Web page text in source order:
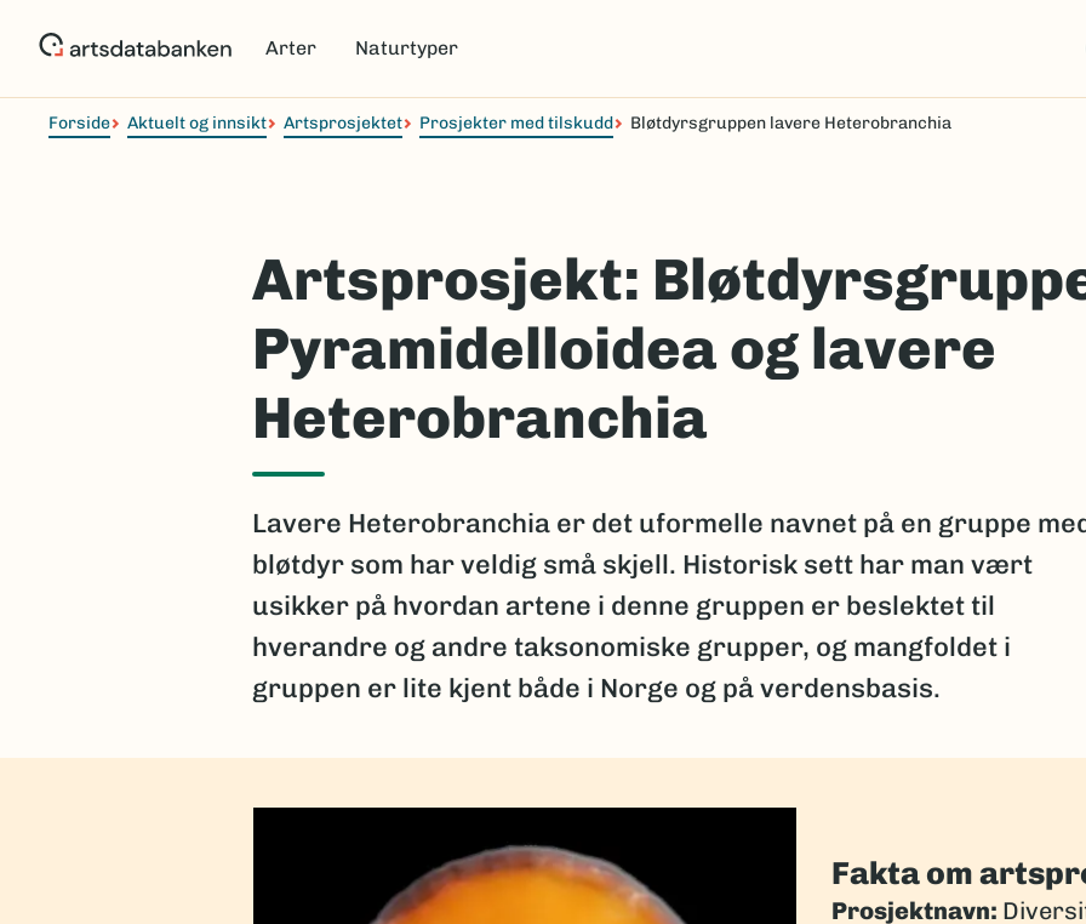
Arter Naturtyper
Forside Aktuelt og innsikt Artsprosjektet Prosjekter med tilskudd Bløtdyrsgruppen lavere Heterobranchia
Artsprosjekt:
Pyramidelloidea og lavere
Heterobranchia
Lavere Heterobranchia er det uformelle navnet på en gruppe
bløtdyr som har veldig små skjell. Historisk sett har man vært
usikker på hvordan artene i denne gruppen er beslektet til
hverandre og andre taksonomiske grupper, og mangfoldet i
gruppen er lite kjent både i Norge og på verdensbasis.
Fakta om
Prosjektnavn: